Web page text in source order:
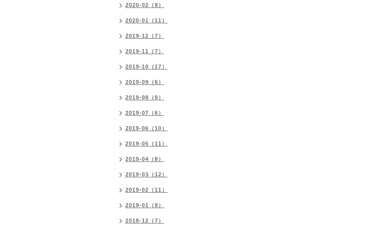
2020-02（8）
2020-01（11）
2019-12（7）
2019-11（7）
2019-10（17）
2019-09（6）
2019-08（9）
2019-07（6）
2019-06（10）
2019-05（11）
2019-04（8）
2019-03（12）
2019-02（11）
2019-01（8）
2018-12（7）